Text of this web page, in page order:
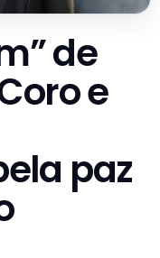
de
e
paz